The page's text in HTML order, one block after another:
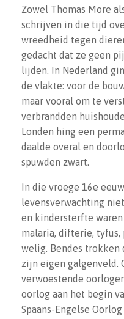
Zowel Thomas More
schrijven in die tijd
wreedheid tegen
gedacht dat ze geen
lijden. In Nederland
de vlakte: voor de
maar vooral om te
verbrandden
Londen hing een
daalde overal en
spuwden zwart.
In die vroege 16e
levensverwachting
en kindersterfte waren
malaria, difterie,
welig. Bendes trokken
zijn eigen galgenveld.
verwoestende
oorlog aan het begin
Spaans-Engelse